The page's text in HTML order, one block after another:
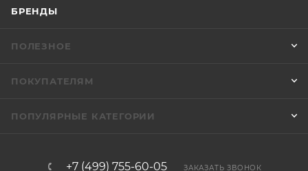
БРЕНДЫ
ПОЛЕЗНОЕ
ПОКУПАТЕЛЯМ
ПОПУЛЯРНЫЕ КАТЕГОРИИ
+7 (499) 755-60-05 ЗАКАЗАТЬ ЗВОНОК